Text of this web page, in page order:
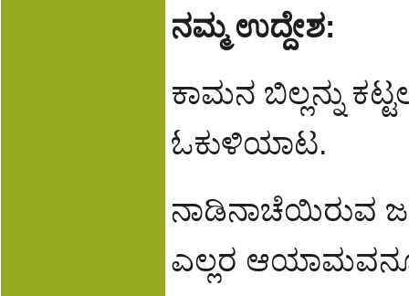
ನಮ್ಮ ಉದ್ದೇಶ:
ಕಾಮನ ಬಿಲ್ಲನ್ನು
ಓಕುಳಿಯಾಟ.
ನಾಡಿನಾಚೆಯಿರುವ
ಎಲ್ಲರ